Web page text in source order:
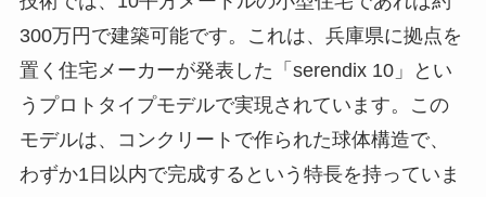
300万円で建築可能です。これは、兵庫県に拠点を
置く住宅メーカーが発表した「serendix 10」とい
うプロトタイプモデルで実現されています。この
モデルは、コンクリートで作られた球体構造で、
わずか1日以内で完成するという特長を持っていま